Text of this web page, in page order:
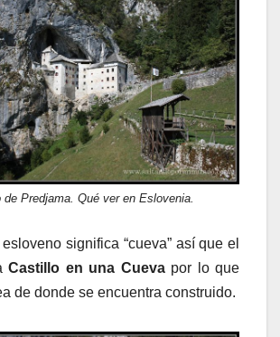
de Predjama. Qué ver en Eslovenia.
significa “cueva” así que el
Castillo en una Cuevapor lo que
de donde se encuentra construido.